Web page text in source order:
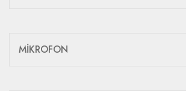
MİKROFON